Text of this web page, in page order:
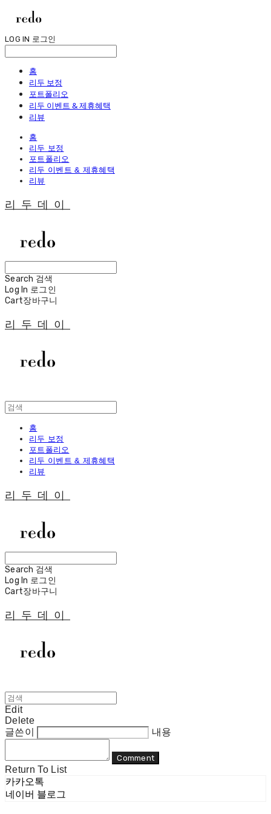
LOG IN 로그인
홈
리두 보정
포트폴리오
리두 이벤트 & 제휴혜택
리뷰
홈
리두 보정
포트폴리오
리두 이벤트 & 제휴혜택
리뷰
리두데이
Search 검색
Log In 로그인
Cart장바구니
리두데이
홈
리두 보정
포트폴리오
리두 이벤트 & 제휴혜택
리뷰
리두데이
Search 검색
Log In 로그인
Cart장바구니
리두데이
Edit
Delete
글쓴이
내용
Comment
Return To List
카카오톡
네이버 블로그